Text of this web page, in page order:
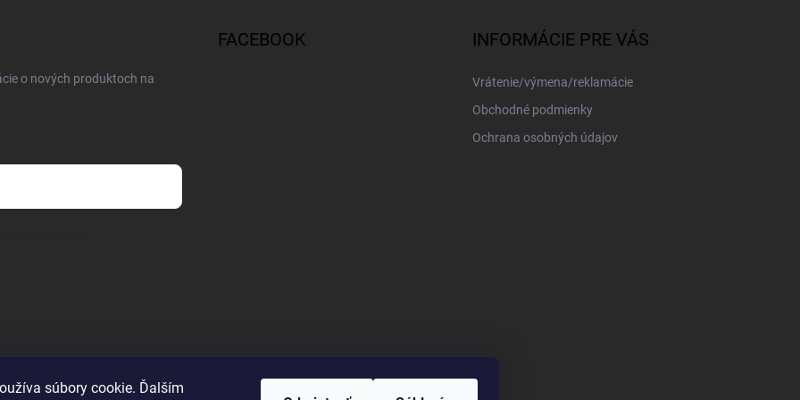
súbory cookie. Ďalším
o nových produktoch na
FACEBOOK INFORMÁCIE PRE VÁS
Vrátenie/výmena/reklamácie
Obchodné podmienky
Ochrana osobných údajov